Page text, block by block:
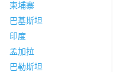
柬埔寨
巴基斯坦
印度
孟加拉
巴勒斯坦